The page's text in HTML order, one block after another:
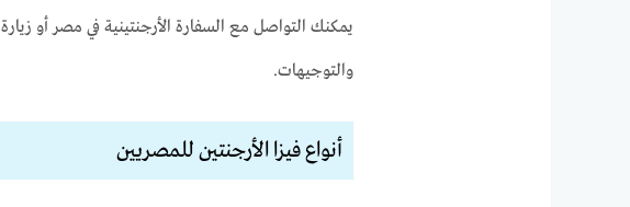
يمكنك التواصل مع السفارة الأرجنتينية في مصر أو
والتوجيهات.
أنواع فيزا الأرجنتين للمصريين